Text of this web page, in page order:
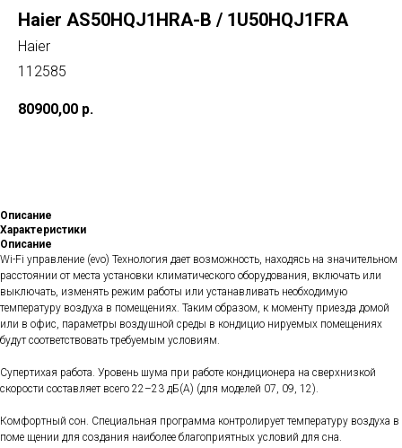
Haier AS50HQJ1HRA-B / 1U50HQJ1FRA
Haier
112585
80900,00 р.
Описание
Характеристики
Описание
Wi-Fi управление (evo) Технология дает возможность, находясь на значительном
расстоянии от места установки климатического оборудования, включать или
выключать, изменять режим работы или устанавливать необходимую
температуру воздуха в помещениях. Таким образом, к моменту приезда домой
или в офис, параметры воздушной среды в кондицио нируемых помещениях
будут соответствовать требуемым условиям.
Супертихая работа. Уровень шума при работе кондиционера на сверхнизкой
скорости составляет всего 22–23 дБ(А) (для моделей 07, 09, 12).
Комфортный сон. Специальная программа контролирует температуру воздуха в
поме щении для создания наиболее благоприятных условий для сна.